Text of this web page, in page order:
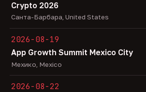
Crypto 2026
Санта-Барбара, United States
2026-08-19
App Growth Summit Mexico City
Мехико, Mexico
2026-08-22